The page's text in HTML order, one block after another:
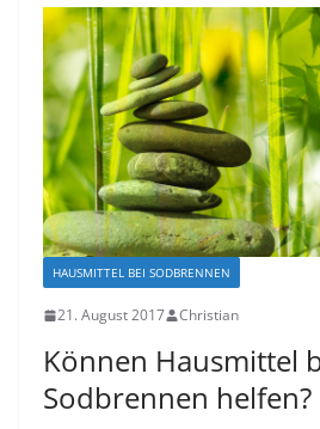
HAUSMITTEL BEI SODBRENNEN
21. August 2017 Christian
Könnеn Hausmittel
Sоdbrеnnеn hеlfеn?